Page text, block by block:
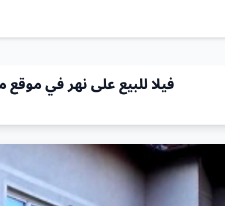
فيلا للبيع على نهر في